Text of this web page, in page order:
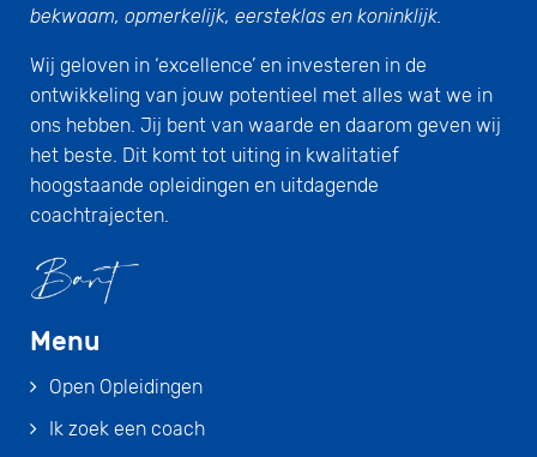
bekwaam, opmerkelijk, eersteklas en koninklijk.
Wij geloven in ‘excellence’ en investeren in de
ontwikkeling van jouw potentieel met alles wat we in
ons hebben. Jij bent van waarde en daarom geven wij
het beste. Dit komt tot uiting in kwalitatief
hoogstaande opleidingen en uitdagende
coachtrajecten.
Menu
Open Opleidingen
Ik zoek een coach